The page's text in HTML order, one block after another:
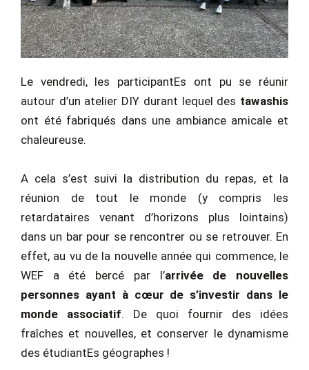
Le vendredi, les participantEs ont pu se réunir
autour d’un atelier DIY durant lequel des tawashis
ont été fabriqués dans une ambiance amicale et
chaleureuse.
A cela s’est suivi la distribution du repas, et la
réunion de tout le monde (y compris les
retardataires venant d’horizons plus lointains)
dans un bar pour se rencontrer ou se retrouver. En
effet, au vu de la nouvelle année qui commence, le
WEF a été bercé par l’arrivée de nouvelles
personnes ayant à cœur de s’investir dans le
monde associatif. De quoi fournir des idées
fraîches et nouvelles, et conserver le dynamisme
des étudiantEs géographes !